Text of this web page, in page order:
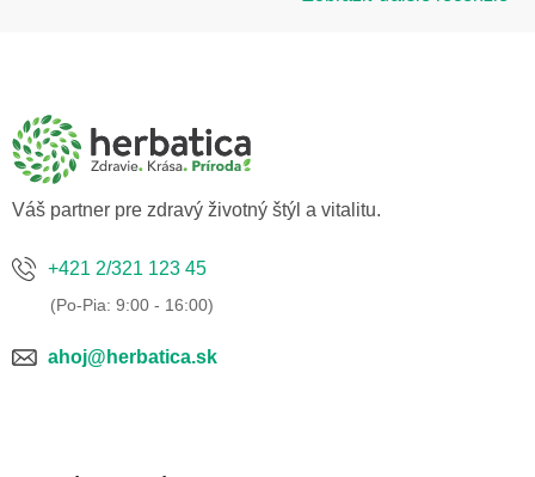
Váš partner pre zdravý životný štýl a vitalitu.
+421 2/321 123 45
ahoj@herbatica.sk